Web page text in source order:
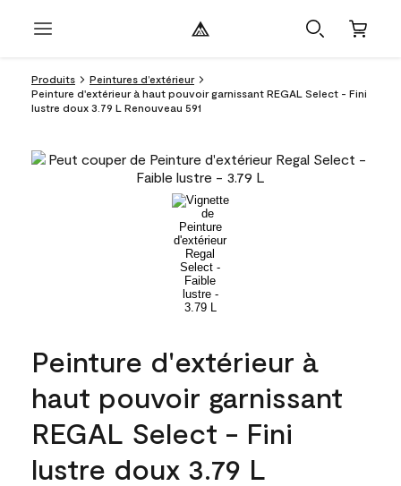
Produits
Peintures d’extérieur
Peinture d'extérieur à haut pouvoir garnissant REGAL Select - Fini
lustre doux 3.79 L Renouveau 591
Peinture d'extérieur à
haut pouvoir garnissant
REGAL Select - Fini
lustre doux 3.79 L